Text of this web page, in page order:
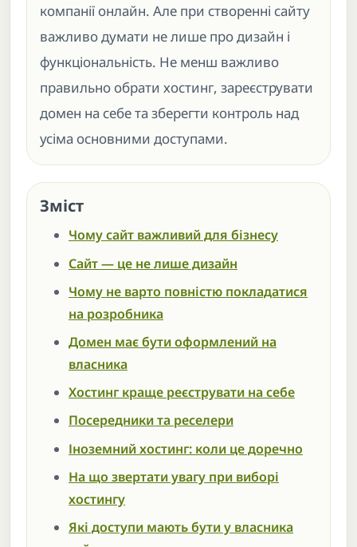
компанії онлайн. Але при створенні сайту
важливо думати не лише про дизайн і
функціональність. Не менш важливо
правильно обрати хостинг, зареєструвати
домен на себе та зберегти контроль над
усіма основними доступами.
Зміст
Чому сайт важливий для бізнесу
Сайт — це не лише дизайн
Чому не варто повністю покладатися
на розробника
Домен має бути оформлений на
власника
Хостинг краще реєструвати на себе
Посередники та реселери
Іноземний хостинг: коли це доречно
На що звертати увагу при виборі
хостингу
Які доступи мають бути у власника